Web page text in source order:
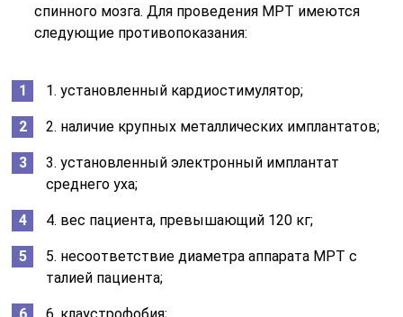
спинного мозга. Для проведения МРТ имеются
следующие противопоказания:
1. установленный кардиостимулятор;
2. наличие крупных металлических имплантатов;
3. установленный электронный имплантат
среднего уха;
4. вес пациента, превышающий 120 кг;
5. несоответствие диаметра аппарата МРТ с
талией пациента;